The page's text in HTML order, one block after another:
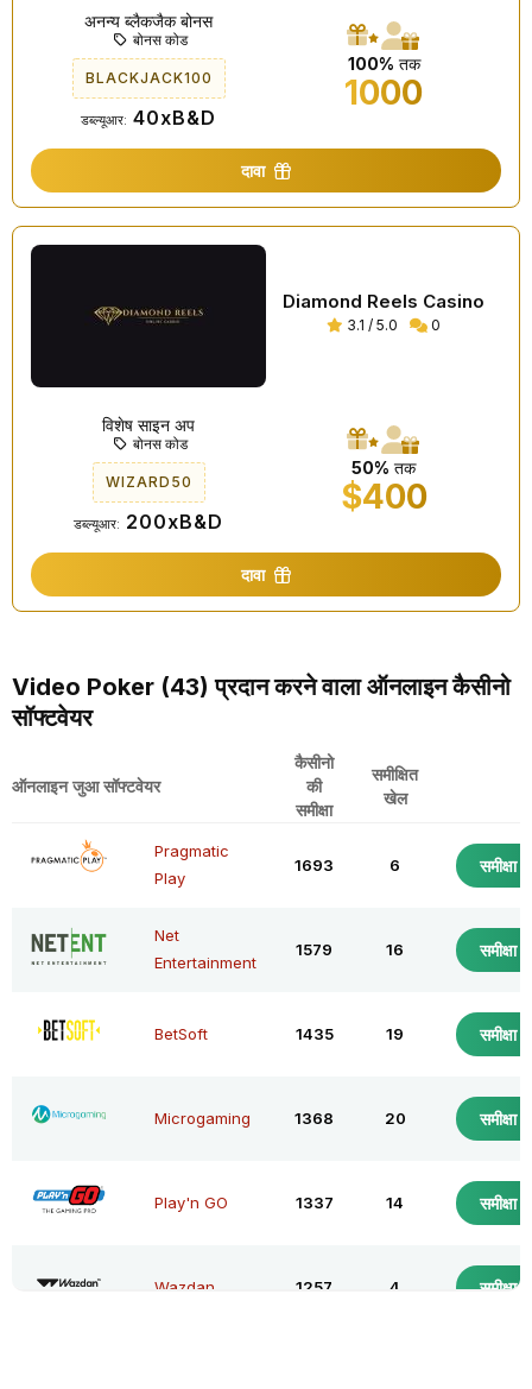
100% तक
1000
अनन्य ब्लैकजैक बोनस
बोनस कोड
BLACKJACK100
डब्ल्यूआर: 40xB&D
दावा
Diamond Reels Casino
3.1 / 5.0 0
50% तक
$400
विशेष साइन अप
बोनस कोड
WIZARD50
डब्ल्यूआर: 200xB&D
दावा
Video Poker (43) प्रदान करने वाला ऑनलाइन कैसीनो
सॉफ्टवेयर
ऑनलाइन जुआ सॉफ्टवेयर
कैसीनो
की
समीक्षा
समीक्षित
खेल
Pragmatic
Play
1693 6 समीक्षा
Net
Entertainment
1579 16 समीक्षा
BetSoft 1435 19 समीक्षा
Microgaming 1368 20 समीक्षा
Play'n GO 1337 14 समीक्षा
Wazdan 1257 4 समीक्षा